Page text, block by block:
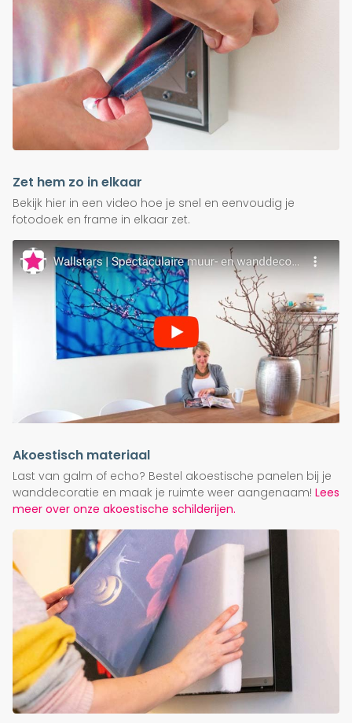
Zet hem zo in elkaar
Bekijk hier in een video hoe je snel en eenvoudig je
fotodoek en frame in elkaar zet.
Akoestisch materiaal
Last van galm of echo? Bestel akoestische panelen bij je
wanddecoratie en maak je ruimte weer aangenaam! Lees
meer over onze akoestische schilderijen.